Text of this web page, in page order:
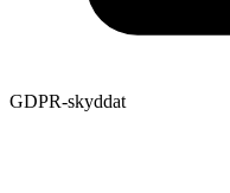
GDPR-skyddat